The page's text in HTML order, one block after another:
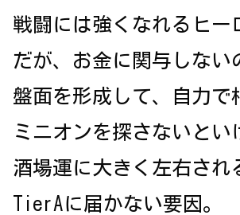
戦闘には強くなれるヒー
だが、お金に関与しない
盤面を形成して、自力で
ミニオンを探さないとい
酒場運に大きく左右され
TierAに届かない要因。